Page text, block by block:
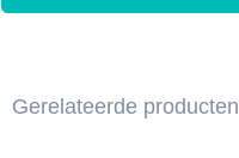
Gerelateerde producten